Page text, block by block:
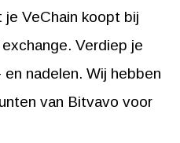
VeChain koopt bij
Verdiep je
nadelen. Wij hebben
van Bitvavo voor